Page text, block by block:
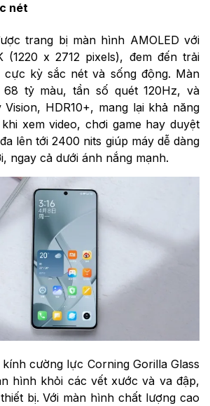
nét
trang bị màn hình AMOLED với
(1220 x 2712 pixels), đem đến trải
cực kỳ sắc nét và sống động. Màn
tỷ màu, tần số quét 120Hz, và
HDR10+, mang lại khả năng
xem video, chơi game hay duyệt
lên tới 2400 nits giúp máy dễ dàng
ngay cả dưới ánh nắng mạnh.
cường lực Corning Gorilla Glass
hình khỏi các vết xước và va đập,
bị. Với màn hình chất lượng cao